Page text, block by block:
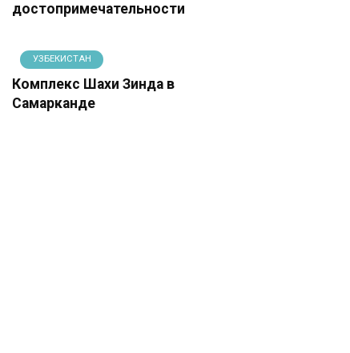
достопримечательности
УЗБЕКИСТАН
Комплекс Шахи Зинда в
Самарканде